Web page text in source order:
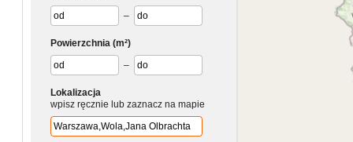
–
Powierzchnia (m²)
–
Lokalizacja
wpisz ręcznie lub zaznacz na mapie